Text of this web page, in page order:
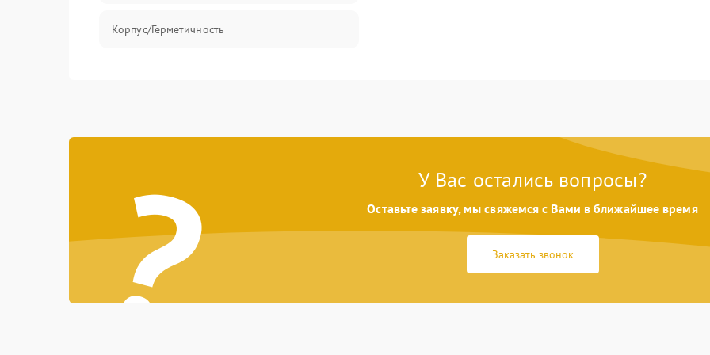
Корпус/Герметичность
? У Вас остались вопросы?
Оставьте заявку, мы свяжемся с Вами в ближайшее время
Заказать звонок